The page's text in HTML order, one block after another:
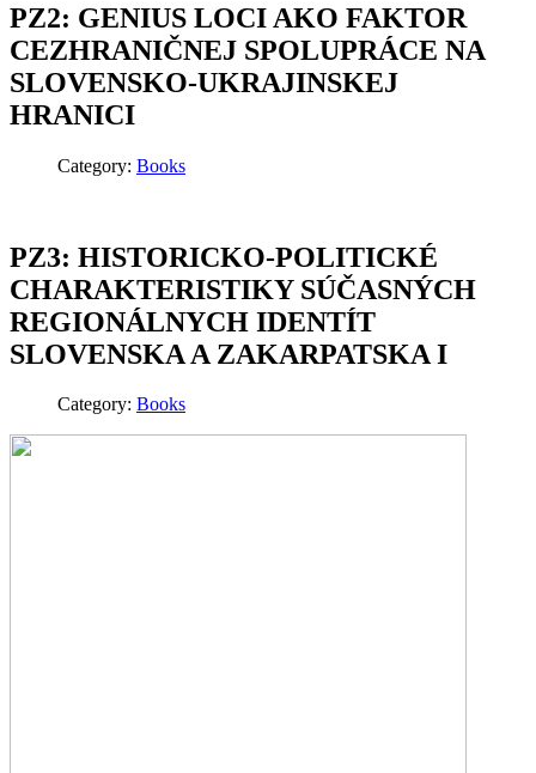
PZ2: GENIUS LOCI AKO FAKTOR
CEZHRANIČNEJ SPOLUPRÁCE NA
SLOVENSKO-UKRAJINSKEJ
HRANICI
Category: Books
PZ3: HISTORICKO-POLITICKÉ
CHARAKTERISTIKY SÚČASNÝCH
REGIONÁLNYCH IDENTÍT
SLOVENSKA A ZAKARPATSKA I
Category: Books